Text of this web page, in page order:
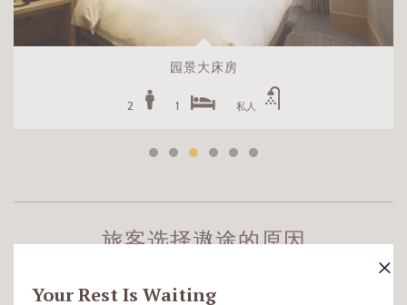
园景大床房
2 1 私人
旅客选择遨途的原因